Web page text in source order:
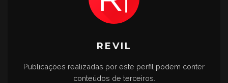
REVIL
Publicações realizadas por este perfil podem conter
conteúdos de terceiros.